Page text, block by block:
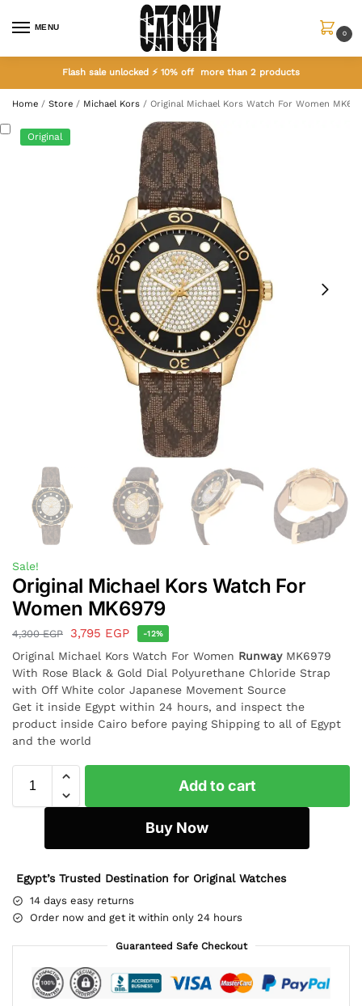
MENU
0
Flash sale unlocked ⚡ 10% off more than 2 products
Home / Store / Michael Kors / Original Michael Kors Watch For Women
Original
Sale!
Original Michael Kors Watch For
Women MK6979
4,300EGP 3,795 EGP -12%
Original Michael Kors Watch For Women Runway MK6979
With Rose Black & Gold Dial Polyurethane Chloride Strap
with Off White color Japanese Movement Source
Get it inside Egypt within 24 hours, and inspect the
product inside Cairo before paying Shipping to all of Egypt
and the world
Add to cart
Buy Now
Egypt’s Trusted Destination for Original Watches
14 days easy returns
Order now and get it within only 24 hours
Guaranteed Safe Checkout